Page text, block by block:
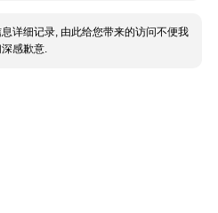
详细记录, 由此给您带来的访问不便我
感歉意.